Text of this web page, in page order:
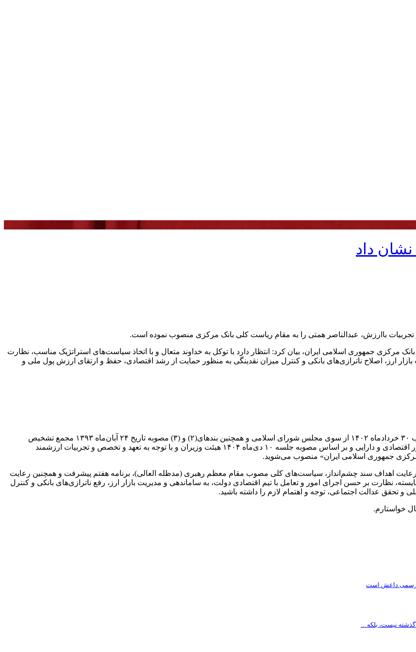
داد
باارزش، عبدالناصر همتی را به مقام ریاست کلی بانک مرکزی منصوب نموده است.
مرکزی جمهوری اسلامی ایران، بیان کرد: انتظار دارد با توکل به خداوند متعال و با اتخاذ سیاست‌های استراتژیک مناسب، نظارت
ارز، اصلاح ناترازی‌های بانکی و کنترل میزان نقدینگی به منظور حمایت از رشد اقتصادی، حفظ و ارتقای ارزش پول ملی و
در راستای بند(ب) ماده(۷) قانون بانک مرکزی جمهوری اسلامی ایران مصوب ۳۰ خردادماه ۱۴۰۲ از سوی مجلس شورای اسلامی و همچنین بندهای(۲) و (۳) مصوبه تاریخ ۲۴ آبان‌ماه ۱۳۹۳ مجمع تشخیص
مصلحت نظام نسبت به نحوه اداره بانک مرکزی؛ به پیشنهاد وزیر محترم امور اقتصادی و دارایی و بر اساس مصوبه جلسه ۱۰ دی‌ماه ۱۴۰۴ هیئت وزیران و با توجه به تعهد و تخصص و تجربیات ارزشمند
جمهوری اسلامی ایران» منصوب می‌شوید.
رعایت اهداف سند چشم‌انداز، سیاست‌های کلی مصوب مقام معظم رهبری (مدظله العالی)، برنامه هفتم پیشرفت و همچنین رعایت
نظارت بر حسن اجرای امور و تعامل با تیم اقتصادی دولت، به ساماندهی و مدیریت بازار ارز، رفع ناترازی‌های بانکی و کنترل
تحقق عدالت اجتماعی، توجه و اهتمام لازم را داشته باشید.
خواستارم.
رسمی داعش است
نیست، بلکه…